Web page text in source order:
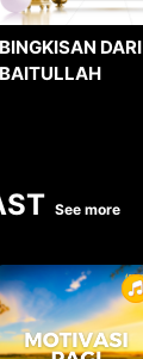
BINGKISAN DARI
BAITULLAH
See more